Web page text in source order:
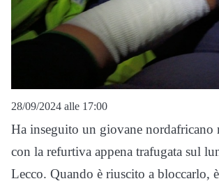
28/09/2024 alle 17:00
Ha inseguito un giovane nordafricano
con la refurtiva appena trafugata sul
Lecco. Quando è riuscito a bloccarlo,